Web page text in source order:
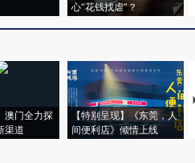
心“花钱找虐”？
澳门全力探
渠道
【特别呈现】《东莞，人
间便利店》倾情上线